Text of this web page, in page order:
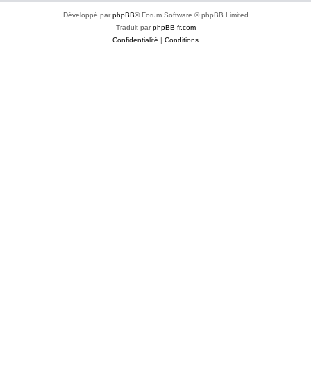
Développé parphpBB® Forum Software © phpBB Limited
Traduit parphpBB-fr.com
Confidentialité | Conditions